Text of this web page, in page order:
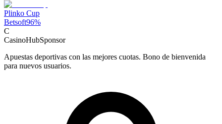
Plinko Cup
Betsoft96%
C
CasinoHubSponsor
Apuestas deportivas con las mejores cuotas. Bono de bienvenida
para nuevos usuarios.